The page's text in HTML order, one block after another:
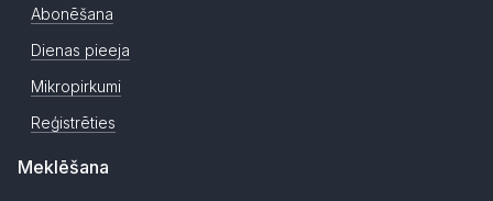
Abonēšana
Dienas pieeja
Mikropirkumi
Reģistrēties
Meklēšana